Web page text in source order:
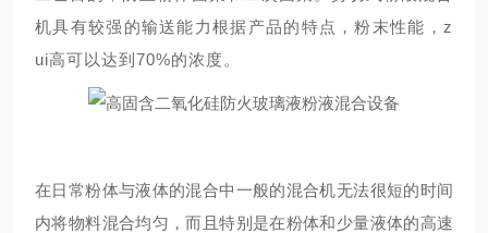
机具有较强的输送能力根据产品的特点，粉末性能，z
ui高可以达到70%的浓度。
在日常粉体与液体的混合中一般的混合机无法很短的时间
内将物料混合均匀，而且特别是在粉体和少量液体的高速